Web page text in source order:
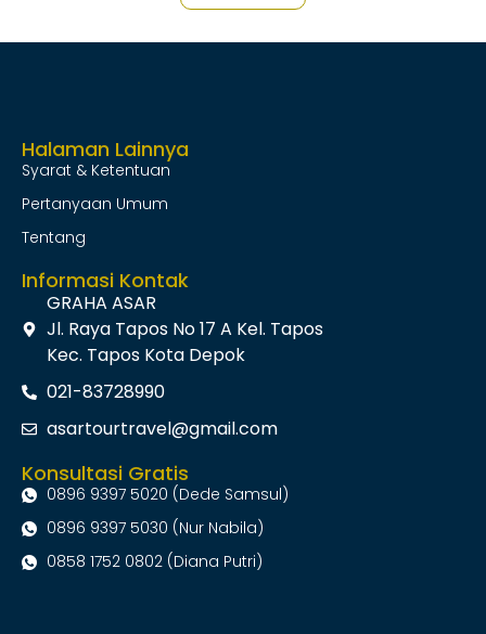
Halaman Lainnya
Syarat & Ketentuan
Pertanyaan Umum
Tentang
Informasi Kontak
GRAHA ASAR
Jl. Raya Tapos No 17 A Kel. Tapos
Kec. Tapos Kota Depok
021-83728990
asartourtravel@gmail.com
Konsultasi Gratis
0896 9397 5020 (Dede Samsul)
0896 9397 5030 (Nur Nabila)
0858 1752 0802 (Diana Putri)